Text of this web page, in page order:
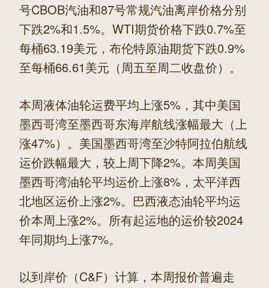
号CBOB汽油和87号常规汽油离岸价格分别
下跌2%和1.5%。WTI期货价格下跌0.7%至
每桶63.19美元，布伦特原油期货下跌0.9%
至每桶66.61美元（周五至周二收盘价）。
本周液体油轮运费平均上涨5%，其中美国
墨西哥湾至墨西哥东海岸航线涨幅最大（上
涨47%）。美国墨西哥湾至沙特阿拉伯航线
运价跌幅最大，较上周下降2%。本周美国
墨西哥湾油轮平均运价上涨8%，太平洋西
北地区运价上涨2%。巴西液态油轮平均运
价本周上涨2%。所有起运地的运价较2024
年同期均上涨7%。
以到岸价（C&F）计算，本周报价普遍走